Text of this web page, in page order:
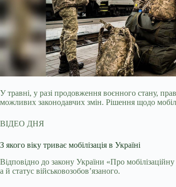
У травні, у разі продовження воєнного стану,
можливих законодавчих змін. Рішення щодо
ВІДЕО ДНЯ
З якого віку триває мобілізація в Україні
Відповідно до закону України «Про
а й статус військовозобов’язаного.